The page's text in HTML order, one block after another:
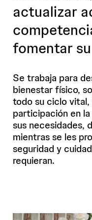
actualizar
fomentar
Se trabaja para
bienestar físico,
todo su ciclo
participación en
sus necesidades,
mientras se les
seguridad y
requieran.